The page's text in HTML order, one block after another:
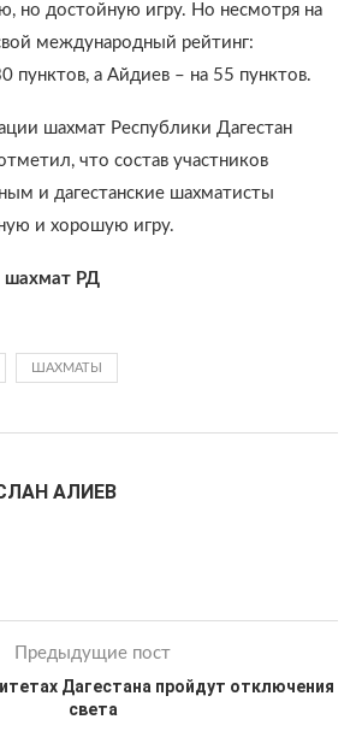
но достойную игру. Но несмотря на
международный рейтинг:
пунктов, а Айдиев – на 55 пунктов.
шахмат Республики Дагестан
что состав участников
и дагестанские шахматисты
и хорошую игру.
шахмат РД
ШАХМАТЫ
АЛИЕВ
Предыдущие пост
Дагестана пройдут отключения
света